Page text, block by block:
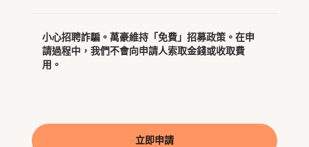
小心招聘詐騙。萬豪維持「免費」招募政策。在申
請過程中，我們不會向申請人索取金錢或收取費
用。
立即申請